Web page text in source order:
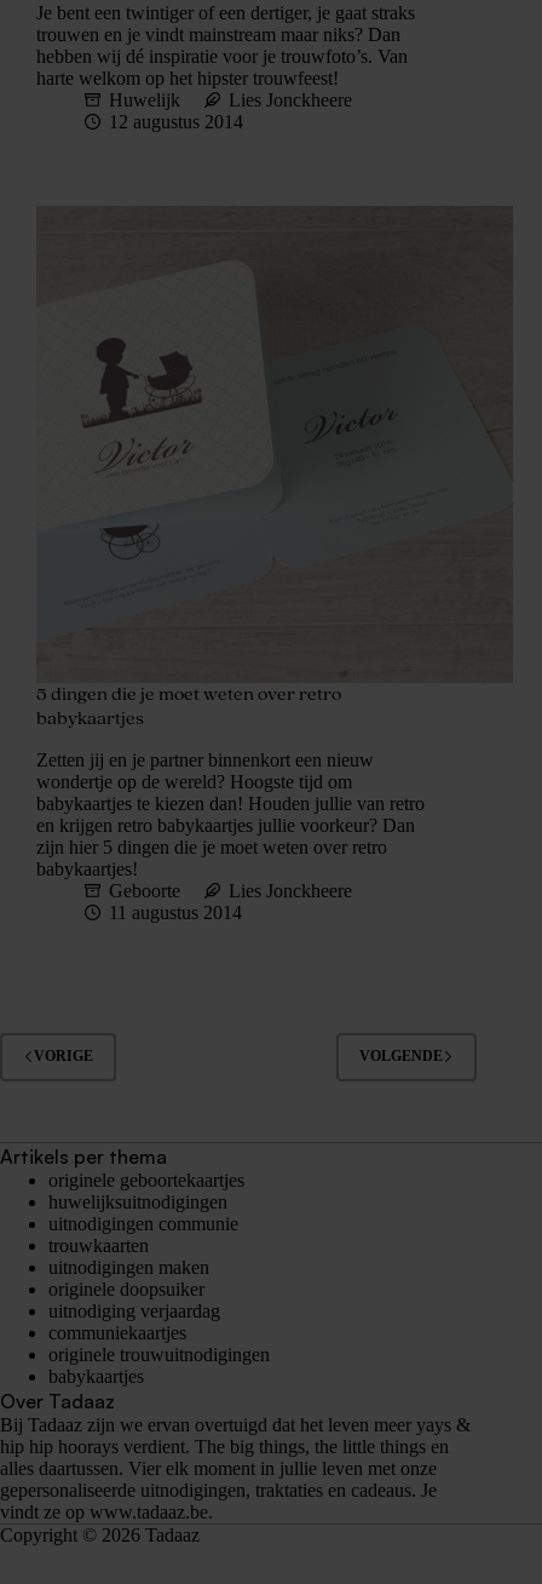
Je bent een twintiger of een dertiger, je gaat straks
trouwen en je vindt mainstream maar niks? Dan
hebben wij dé inspiratie voor je trouwfoto’s. Van
harte welkom op het hipster trouwfeest!
Huwelijk
Lies Jonckheere
12 augustus 2014
5 dingen die je moet weten over retro
babykaartjes
Zetten jij en je partner binnenkort een nieuw
wondertje op de wereld? Hoogste tijd om
babykaartjes te kiezen dan! Houden jullie van retro
en krijgen retro babykaartjes jullie voorkeur? Dan
zijn hier 5 dingen die je moet weten over retro
babykaartjes!
Geboorte
Lies Jonckheere
11 augustus 2014
VORIGE VOLGENDE
Artikels per thema
originele geboortekaartjes
huwelijksuitnodigingen
uitnodigingen communie
trouwkaarten
uitnodigingen maken
originele doopsuiker
uitnodiging verjaardag
communiekaartjes
originele trouwuitnodigingen
babykaartjes
Over Tadaaz
Bij Tadaaz zijn we ervan overtuigd dat het leven meer yays &
hip hip hoorays verdient. The big things, the little things en
alles daartussen. Vier elk moment in jullie leven met onze
gepersonaliseerde uitnodigingen, traktaties en cadeaus. Je
vindt ze op www.tadaaz.be.
Copyright © 2026 Tadaaz